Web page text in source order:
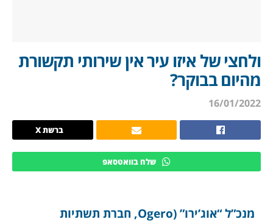
ולחצי של איזו עיר אין שירותי תקשורת
מהיום בבוקר?
16/01/2022
ברשת X
שלח בוואטסאפ
מנכ”ל “אוג’ירו” (Ogero, חברת תשתיות